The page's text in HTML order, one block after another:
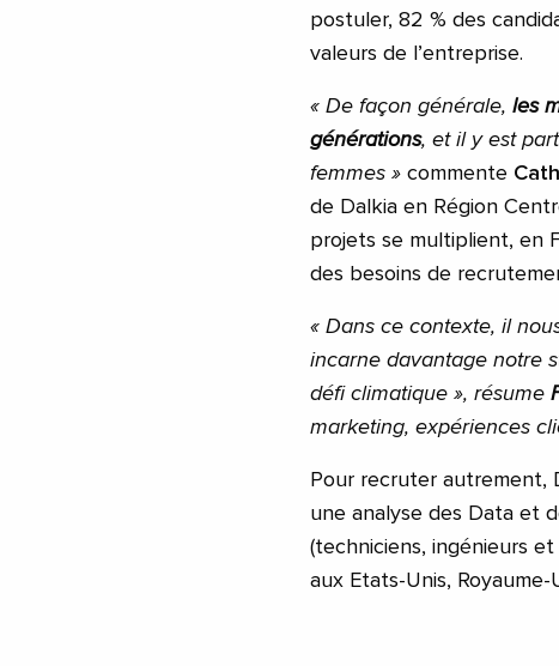
postuler, 82 % des
valeurs de l’entreprise.
« De façon générale, les
générations, et il y est
femmes » commente
de Dalkia en Région
projets se multiplient, en
des besoins de
« Dans ce contexte, il
incarne davantage notre
défi climatique », résume
marketing, expériences
Pour recruter autrement,
une analyse des Data et
(techniciens, ingénieurs et
aux Etats-Unis,